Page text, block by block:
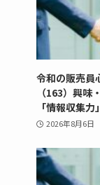
令和の販売員
（163）興味
「情報収集
2026年8月6日